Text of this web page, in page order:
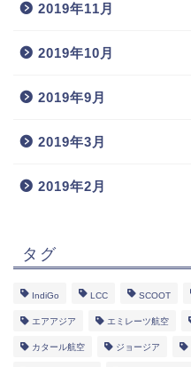
2019年11月
2019年10月
2019年9月
2019年3月
2019年2月
タグ
IndiGo LCC SCOOT
エアアジア エミレーツ航空
カタール航空 ジョージア